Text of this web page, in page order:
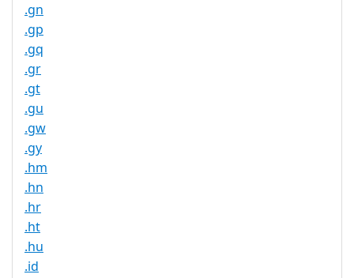
.gn
.gp
.gq
.gr
.gt
.gu
.gw
.gy
.hm
.hn
.hr
.ht
.hu
.id